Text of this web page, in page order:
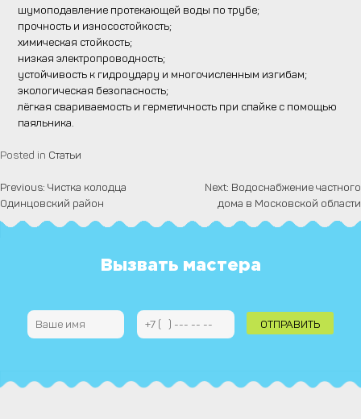
шумоподавление протекающей воды по трубе;
прочность и износостойкость;
химическая стойкость;
низкая электропроводность;
устойчивость к гидроудару и многочисленным изгибам;
экологическая безопасность;
лёгкая свариваемость и герметичность при спайке с помощью
паяльника.
Posted in Статьи
Навигация
по
Previous: Чистка колодца
Одинцовский район
Next: Водоснабжение частного
дома в Московской области
Вызвать мастера